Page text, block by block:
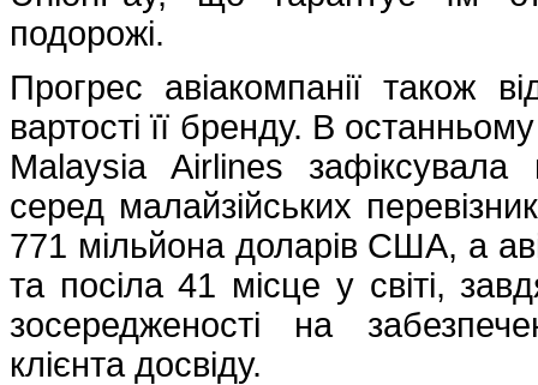
подорожі.
Прогрес авіакомпанії також
вартості її бренду. В
Malaysia Airlines зафіксувала
серед малайзійських
771 мільйона доларів США, а
та посіла 41 місце у світі,
зосередженості на
клієнта досвіду.